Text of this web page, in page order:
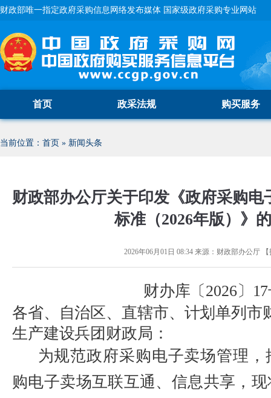
财政部唯一指定政府采购信息网络发布媒体 国家级政府采购专业网站
首页 政采法规 购买服务
当前位置： 首页 » 新闻头条
财政部办公厅关于印发《政府采购电
标准（2026年版）》
2026年06月01日 08:34来源： 财政部办公厅【
财办库〔 2026〕 17
各省、自治区、直辖市、计划单列市
生产建设兵团财政局 ：
为规范政府采购电子卖场管理，
购电子卖场互联互通、信息共享， 现